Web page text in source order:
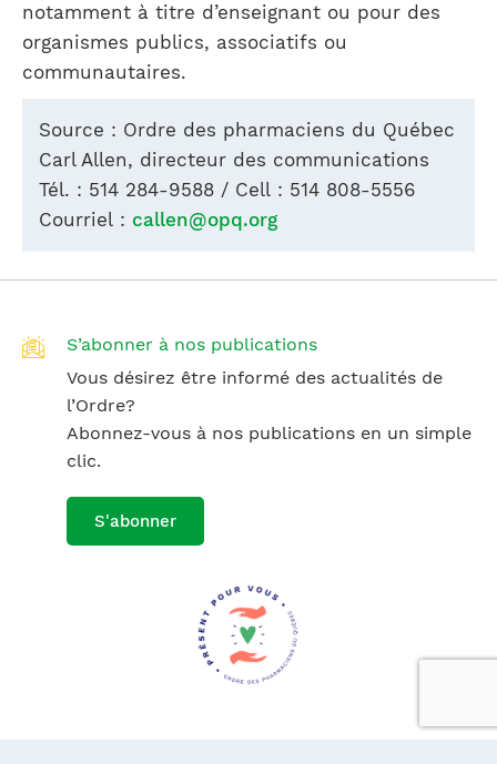
notamment à titre d’enseignant ou pour des
organismes publics, associatifs ou
communautaires.
Source : Ordre des pharmaciens du Québec
Carl Allen, directeur des communications
Tél. : 514 284-9588 / Cell : 514 808-5556
Courriel : callen@opq.org
S’abonner à nos publications
Vous désirez être informé des actualités de
l’Ordre?
Abonnez-vous à nos publications en un simple
clic.
S'abonner